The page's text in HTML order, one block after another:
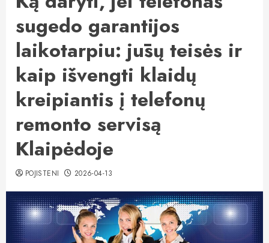
sugedo garantijos
laikotarpiu: jūsų teisės ir
kaip išvengti klaidų
kreipiantis į telefonų
remonto servisą
Klaipėdoje
POJISTENI 2026-04-13